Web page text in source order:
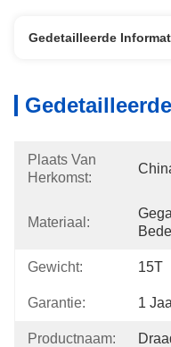
Gedetailleerde
Plaats Van
Herkomst:
Materiaal:
Gewicht: 15T
Garantie: 1
Productnaam: